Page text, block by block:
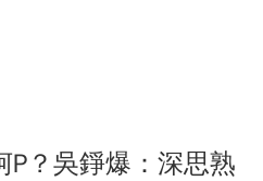
P？吳錚爆：深思熟